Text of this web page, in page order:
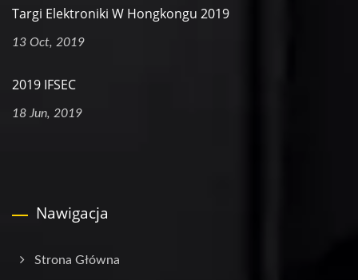
Targi Elektroniki W Hongkongu 2019
13 Oct, 2019
2019 IFSEC
18 Jun, 2019
Nawigacja
Strona Główna